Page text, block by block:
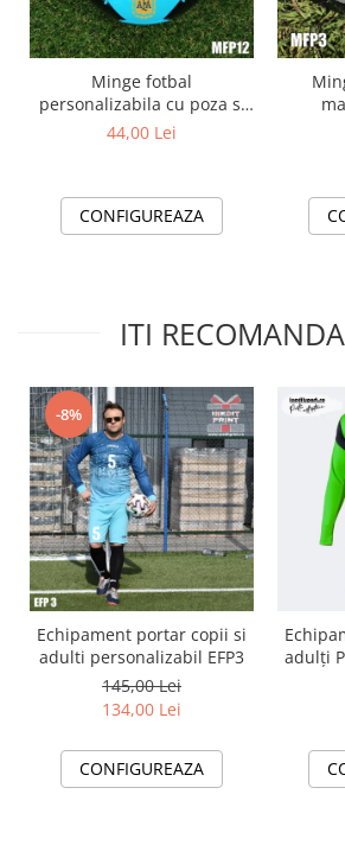
Minge fotbal
personalizabila cu poza si
text MFN12
44,00 Lei
CONFIGUREAZA
ITI
-8%
Echipament portar copii si
adulti personalizabil EFP3
145,00 Lei
134,00 Lei
CONFIGUREAZA
adulți